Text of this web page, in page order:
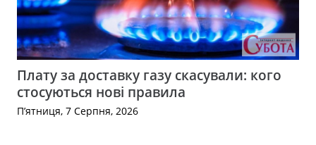
Плату за доставку газу скасували: кого
стосуються нові правила
П’ятниця, 7 Серпня, 2026